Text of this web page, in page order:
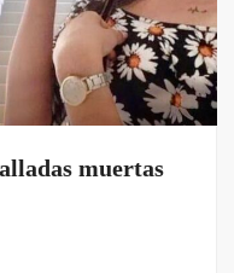
muertas